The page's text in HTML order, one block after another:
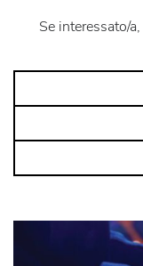
Se interessato/a,